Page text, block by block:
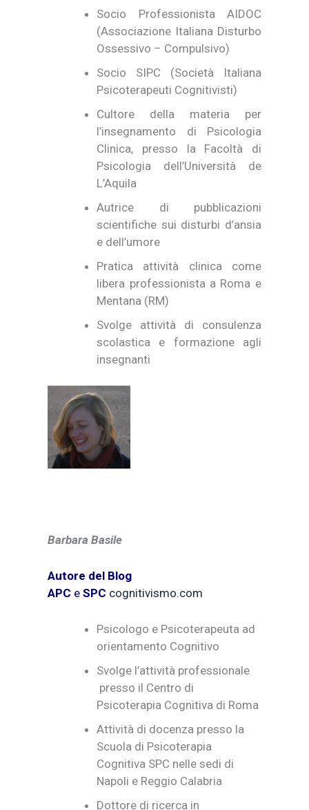
Socio Professionista AIDOC
(Associazione Italiana Disturbo
Ossessivo – Compulsivo)
Socio SIPC (Società Italiana
Psicoterapeuti Cognitivisti)
Cultore della materia per
l’insegnamento di Psicologia
Clinica, presso la Facoltà di
Psicologia dell’Università de
L’Aquila
Autrice di pubblicazioni
scientifiche sui disturbi d’ansia
e dell’umore
Pratica attività clinica come
libera professionista a Roma e
Mentana (RM)
Svolge attività di consulenza
scolastica e formazione agli
insegnanti
Barbara Basile
Autore del Blog
APC e SPC cognitivismo.com
Psicologo e Psicoterapeuta ad
orientamento Cognitivo
Svolge l’attività professionale
presso il Centro di
Psicoterapia Cognitiva di Roma
Attività di docenza presso la
Scuola di Psicoterapia
Cognitiva SPC nelle sedi di
Napoli e Reggio Calabria
Dottore di ricerca in